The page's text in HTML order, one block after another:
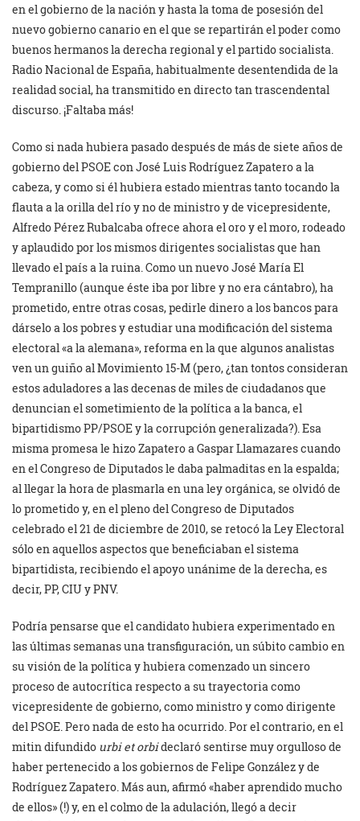
en el gobierno de la nación y hasta la toma de posesión del
nuevo gobierno canario en el que se repartirán el poder como
buenos hermanos la derecha regional y el partido socialista.
Radio Nacional de España, habitualmente desentendida de la
realidad social, ha transmitido en directo tan trascendental
discurso. ¡Faltaba más!
Como si nada hubiera pasado después de más de siete años de
gobierno del PSOE con José Luis Rodríguez Zapatero a la
cabeza, y como si él hubiera estado mientras tanto tocando la
flauta a la orilla del río y no de ministro y de vicepresidente,
Alfredo Pérez Rubalcaba ofrece ahora el oro y el moro, rodeado
y aplaudido por los mismos dirigentes socialistas que han
llevado el país a la ruina. Como un nuevo José María El
Tempranillo (aunque éste iba por libre y no era cántabro), ha
prometido, entre otras cosas, pedirle dinero a los bancos para
dárselo a los pobres y estudiar una modificación del sistema
electoral «a la alemana», reforma en la que algunos analistas
ven un guiño al Movimiento 15-M (pero, ¿tan tontos consideran
estos aduladores a las decenas de miles de ciudadanos que
denuncian el sometimiento de la política a la banca, el
bipartidismo PP/PSOE y la corrupción generalizada?). Esa
misma promesa le hizo Zapatero a Gaspar Llamazares cuando
en el Congreso de Diputados le daba palmaditas en la espalda;
al llegar la hora de plasmarla en una ley orgánica, se olvidó de
lo prometido y, en el pleno del Congreso de Diputados
celebrado el 21 de diciembre de 2010, se retocó la Ley Electoral
sólo en aquellos aspectos que beneficiaban el sistema
bipartidista, recibiendo el apoyo unánime de la derecha, es
decir, PP, CIU y PNV.
Podría pensarse que el candidato hubiera experimentado en
las últimas semanas una transfiguración, un súbito cambio en
su visión de la política y hubiera comenzado un sincero
proceso de autocrítica respecto a su trayectoria como
vicepresidente de gobierno, como ministro y como dirigente
del PSOE. Pero nada de esto ha ocurrido. Por el contrario, en el
mitin difundido urbi et orbideclaró sentirse muy orgulloso de
haber pertenecido a los gobiernos de Felipe González y de
Rodríguez Zapatero. Más aun, afirmó «haber aprendido mucho
de ellos» (!) y, en el colmo de la adulación, llegó a decir